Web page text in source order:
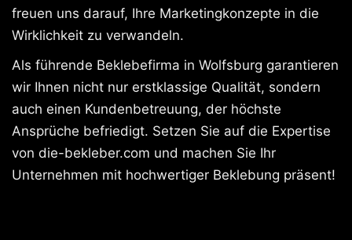
freuen uns darauf, Ihre Marketingkonzepte in die
Wirklichkeit zu verwandeln.
Als führende Beklebefirma in Wolfsburg garantieren
wir Ihnen nicht nur erstklassige Qualität, sondern
auch einen Kundenbetreuung, der höchste
Ansprüche befriedigt. Setzen Sie auf die Expertise
von die-bekleber.com und machen Sie Ihr
Unternehmen mit hochwertiger Beklebung präsent!